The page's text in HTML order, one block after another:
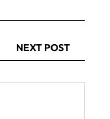
NEXT POST